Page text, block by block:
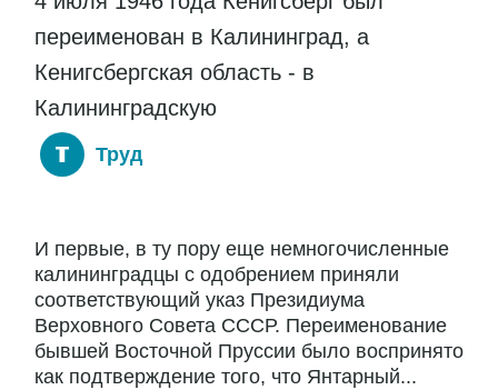
переименован в Калининград, а
Кенигсбергская область - в
Калининградскую
Труд
И первые, в ту пору еще немногочисленные
калининградцы с одобрением приняли
соответствующий указ Президиума
Верховного Совета СССР. Переименование
бывшей Восточной Пруссии было воспринято
как подтверждение того, что Янтарный...